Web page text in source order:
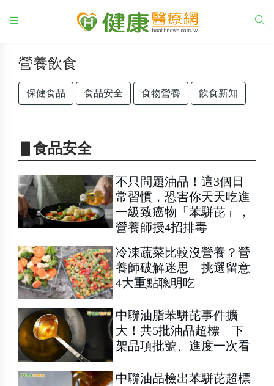
營養飲食
保健食品 食品安全 食物營養 飲食新知
▋食品安全
不只問題油品！這3個日
常習慣，恐害你天天吃進
一級致癌物「苯駢芘」，
營養師授4招排毒
冷凍蔬菜比較沒營養？營
養師破解迷思 挑選留意
4大重點聰明吃
中聯油脂苯駢芘事件擴
大！共5批油品超標 下
架品項批號、進度一次看
中聯油品檢出苯駢芘超標